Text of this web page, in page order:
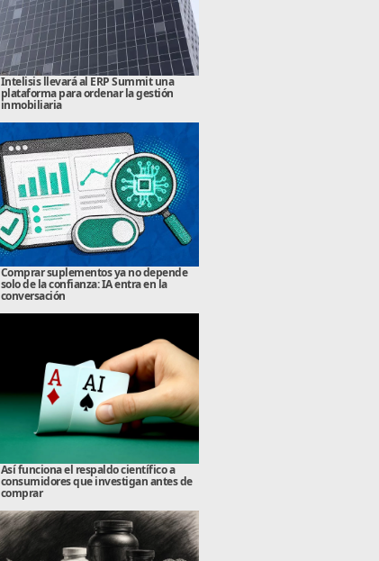
Intelisis llevará al ERP Summit una
plataforma para ordenar la gestión
inmobiliaria
Comprar suplementos ya no depende
solo de la confianza: IA entra en la
conversación
Así funciona el respaldo científico a
consumidores que investigan antes de
comprar